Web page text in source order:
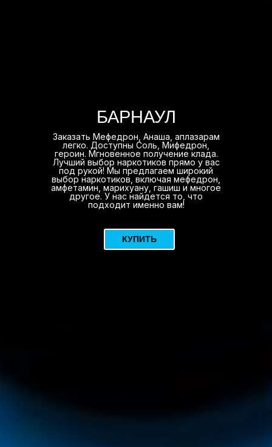
БАРНАУЛ
Заказать Мефедрон, Анаша, аплазарам
легко. Доступны Соль, Мифедрон,
героин. Мгновенное получение клада.
Лучший выбор наркотиков прямо у вас
под рукой! Мы предлагаем широкий
выбор наркотиков, включая мефедрон,
амфетамин, марихуану, гашиш и многое
другое. У нас найдется то, что
подходит именно вам!
КУПИТЬ